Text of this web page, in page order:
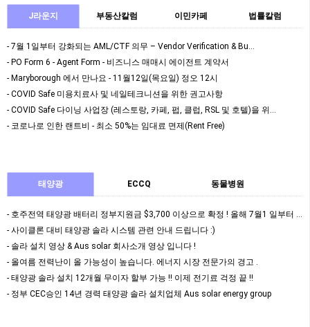
J라운지 부동산칼럼 이민카페 법률칼럼
- 7월 1일부터 강화되는 AML/CTF 의무 – Vendor Verification & Bu…
- PO Form 6 - Agent Form - 비즈니스 매매시 에이전트 계약서
- Maryborough 에서 만나요 - 11월12일(목요일) 정오 12시
- COVID Safe 미용치료사 및 네일테크니션을 위한 권고사항
- COVID Safe 다이닝 사업장 (레스토랑, 카페, 펍, 클럽, RSL 및 호텔)을 위…
- 코로나로 인한 랜트비 - 최소 50%는 임대료 면제(Rent Free)
태양광 ECCQ 동물병원
- 호주전역 태양광 배터리 정부지원금 $3,700 이상으로 확정 ! 올해 7월1 일부터 정식 …
- 사이클론 대비 태양광 솔라 시스템 관련 안내 드립니다 :)
- 솔라 설치 영상 & Aus solar 회사소개 영상 입니다 !
- 올여름 전력난이 올 가능성이 높습니다. 에너지 시장 전문가의 경고 .
- 태양광 솔라 설치 12개월 무이자 할부 가능 !! 이제 전기료 걱정 끝 !!
- 정부 CEC승인 14년 경력 태양광 솔라 설치업체 Aus solar energy group